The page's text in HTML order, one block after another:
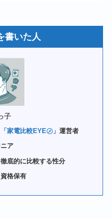
書いた人
子
「家電比較EYE㋱」運営者
ア
底的に比較する性分
資格保有